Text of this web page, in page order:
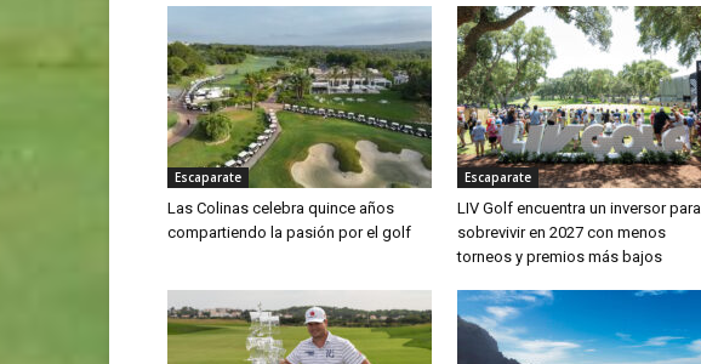
Escaparate
Las Colinas celebra quince años
compartiendo la pasión por el golf
Escaparate
LIV Golf encuentra un inversor para
sobrevivir en 2027 con menos
torneos y premios más bajos